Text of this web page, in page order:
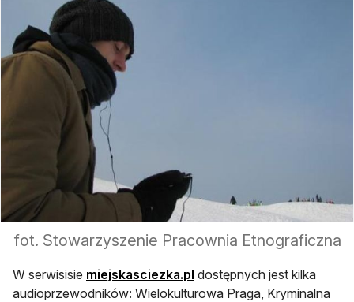
fot. Stowarzyszenie Pracownia Etnograficzna
W serwisisie miejskasciezka.pl otwiera się w nowej
dostępnych jest kilka
audioprzewodników: Wielokulturowa Praga, Kryminalna